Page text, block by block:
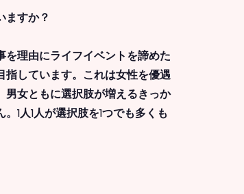
ますか？
理由にライフイベントを諦めた
指しています。これは女性を優遇
女ともに選択肢が増えるきっか
1人1人が選択肢を1つでも多くも